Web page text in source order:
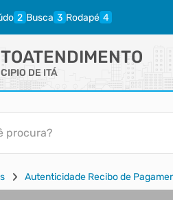
Busca Rodapé
DE ITÁ
procura?
Autenticidade Recibo de